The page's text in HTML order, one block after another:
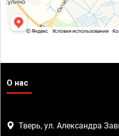
О нас
Тверь, ул. Александра